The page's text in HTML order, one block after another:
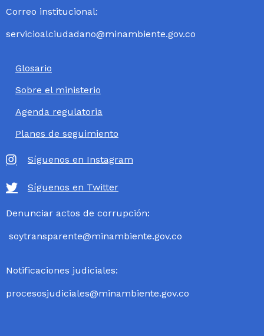
Correo institucional:
servicioalciudadano@minambiente.gov.co
Glosario
Sobre el ministerio
Agenda regulatoria
Planes de seguimiento
Síguenos en Instagram
Síguenos en Twitter
Denunciar actos de corrupción:
soytransparente@minambiente.gov.co
Notificaciones judiciales:
procesosjudiciales@minambiente.gov.co